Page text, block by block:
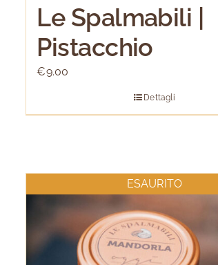
Le Spalmabili |
Pistacchio
€9.00
Dettagli
ESAURITO